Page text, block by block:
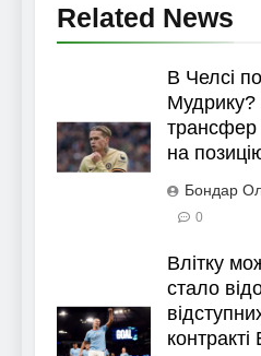
Related News
В Челсі
Мудрику?
трансфер
на
Бондар
0
Влітку
стало